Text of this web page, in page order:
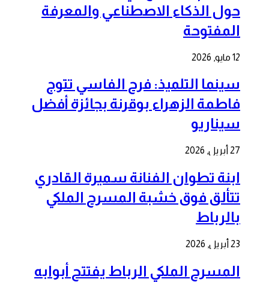
حول الذكاء الاصطناعي والمعرفة
المفتوحة
12 مايو, 2026
سينما التلميذ: فرح الفاسي تتوج
فاطمة الزهراء بوقرنة بجائزة أفضل
سيناريو
27 أبريل, 2026
ابنة تطوان الفنانة سميرة القادري
تتألق فوق خشبة المسرح الملكي
بالرباط
23 أبريل, 2026
المسرح الملكي الرباط يفتتح أبوابه